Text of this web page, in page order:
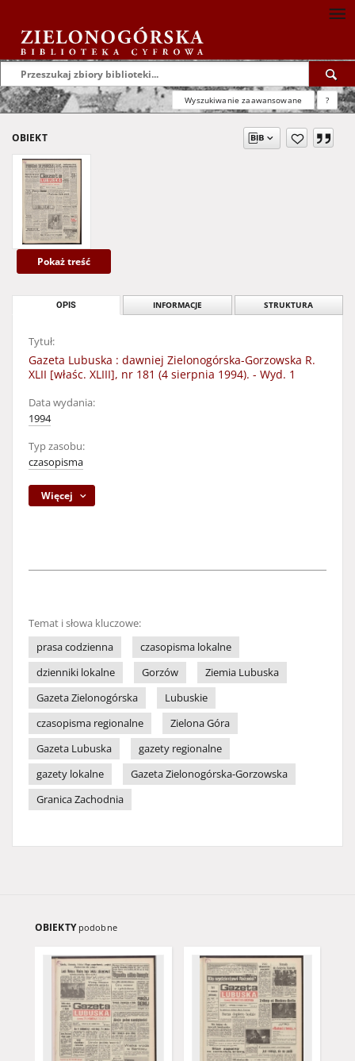
Wyszukiwanie zaawansowane ?
OBIEKT
Pokaż treść
OPIS INFORMACJE STRUKTURA
Tytuł:
Gazeta Lubuska : dawniej Zielonogórska-Gorzowska R.
XLII [właśc. XLIII], nr 181 (4 sierpnia 1994). - Wyd. 1
Data wydania:
1994
Typ zasobu:
czasopisma
Więcej
Temat i słowa kluczowe:
prasa codzienna
czasopisma lokalne
dzienniki lokalne
Gorzów
Ziemia Lubuska
Gazeta Zielonogórska
Lubuskie
czasopisma regionalne
Zielona Góra
Gazeta Lubuska
gazety regionalne
gazety lokalne
Gazeta Zielonogórska-Gorzowska
Granica Zachodnia
OBIEKTY podobne